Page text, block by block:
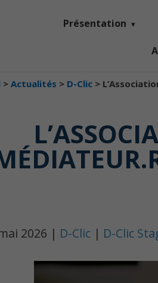
Présentation
> Actualités > D-Clic >
2026 | D-Clic | D-Clic